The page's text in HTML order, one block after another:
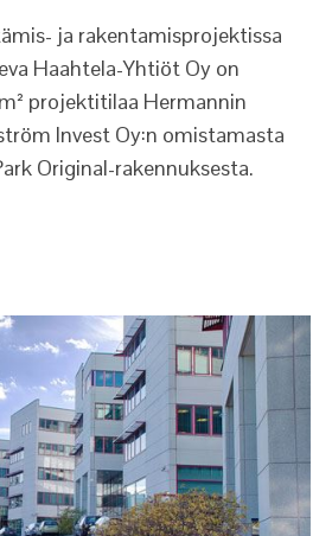
ja rakentamisprojektissa
Haahtela-Yhtiöt Oy on
projektitilaa Hermannin
Invest Oy:n omistamasta
Original-rakennuksesta.